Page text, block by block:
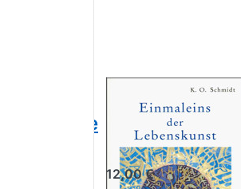
Einmaleins
Lebenskunst
12,00 €